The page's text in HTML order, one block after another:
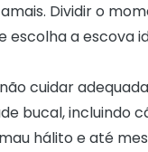
Dividir o
escolha a escova
cuidar
bucal, incluindo
hálito e até